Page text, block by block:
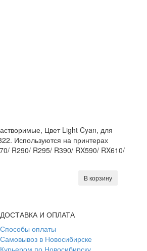
Цвет Light Cyan, для
Используются на принтерах
R290/ R295/ R390/ RX590/ RX610/
В корзину
ДОСТАВКА И ОПЛАТА
Способы оплаты
Самовывоз в Новосибирске